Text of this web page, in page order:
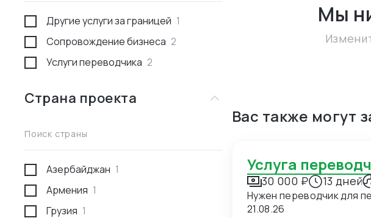
Другие услуги за границей 1
Сопровождение бизнеса 2
Услуги переводчика 2
Страна проекта
Поиск страны
Азербайджан 1
Армения 1
Грузия 1
Мы
Вас также могут
Услуга
30 000 ₽ 13 дней
Нужен переводчик для
21.08.26